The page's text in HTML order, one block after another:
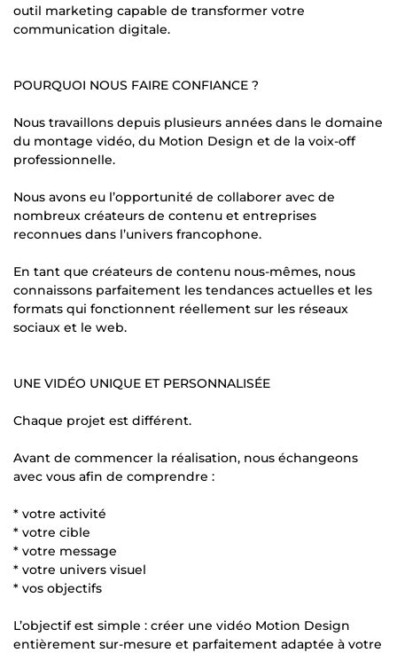
outil marketing capable de transformer votre
communication digitale.
POURQUOI NOUS FAIRE CONFIANCE ?
Nous travaillons depuis plusieurs années dans le domaine
du montage vidéo, du Motion Design et de la voix-off
professionnelle.
Nous avons eu l’opportunité de collaborer avec de
nombreux créateurs de contenu et entreprises
reconnues dans l’univers francophone.
En tant que créateurs de contenu nous-mêmes, nous
connaissons parfaitement les tendances actuelles et les
formats qui fonctionnent réellement sur les réseaux
sociaux et le web.
UNE VIDÉO UNIQUE ET PERSONNALISÉE
Chaque projet est différent.
Avant de commencer la réalisation, nous échangeons
avec vous afin de comprendre :
* votre activité
* votre cible
* votre message
* votre univers visuel
* vos objectifs
L’objectif est simple : créer une vidéo Motion Design
entièrement sur-mesure et parfaitement adaptée à votre